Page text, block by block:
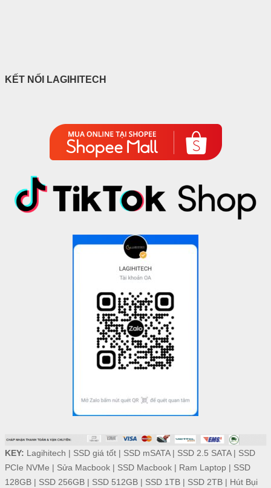
KẾT NỐI LAGIHITECH
KEY: Lagihitech | SSD giá tốt| SSD mSATA| SSD 2.5 SATA| SSD
PCIe NVMe | Sửa Macbook| SSD Macbook| Ram Laptop| SSD
128GB| SSD 256GB| SSD 512GB| SSD 1TB| SSD 2TB| Hút Bụi